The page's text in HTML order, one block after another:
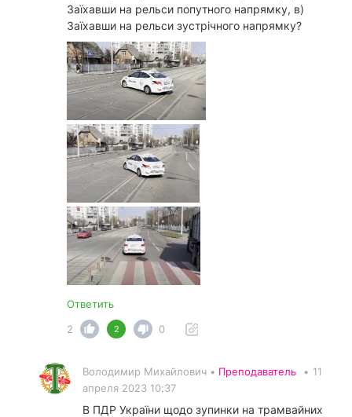
Заїхавши на рельси попутного напрямку, в)
Заїхавши на рельси зустрічного напрямку?
Ответить
2
2 0
Володимир Михайлович • Преподаватель • 11
апреля 2023 10:37
В ПДР України щодо зупинки на трамвайних